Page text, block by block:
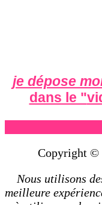
je dépose
dans le "
Copyright ©
Nous utilisons
meilleure